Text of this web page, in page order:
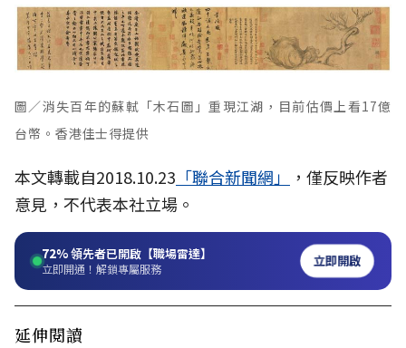
圖／消失百年的蘇軾「木石圖」重現江湖，目前估價上看17億
台幣。香港佳士得提供
本文轉載自2018.10.23 「聯合新聞網」
，僅反映作者
意見，不代表本社立場。
72%領先者已開啟【職場雷達】
立即開通！解鎖專屬服務 立即開啟
延伸閱讀